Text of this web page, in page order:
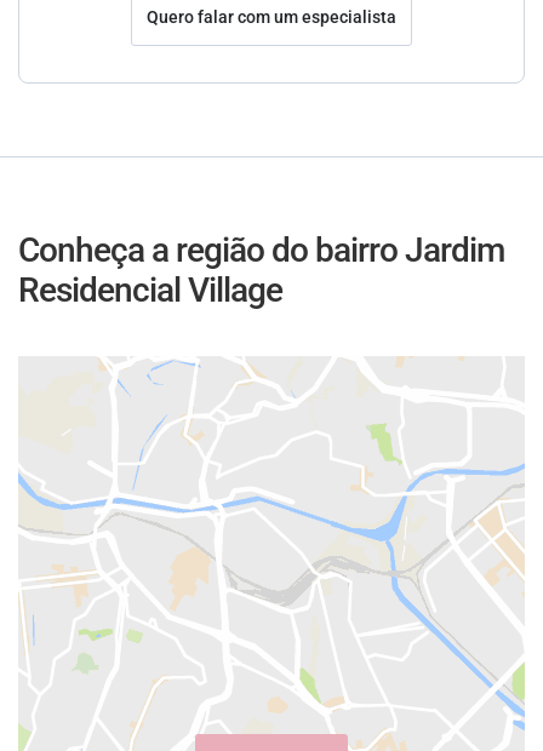
Quero falar com um especialista
Conheça a região do bairro Jardim
Residencial Village